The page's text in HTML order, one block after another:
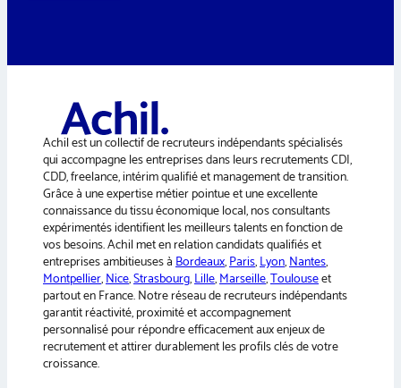
e
Achil est un collectif de recruteurs indépendants spécialisés
qui accompagne les entreprises dans leurs recrutements CDI,
CDD, freelance, intérim qualifié et management de transition.
Grâce à une expertise métier pointue et une excellente
connaissance du tissu économique local, nos consultants
expérimentés identifient les meilleurs talents en fonction de
vos besoins. Achil met en relation candidats qualifiés et
entreprises ambitieuses àBordeaux,Paris,Lyon,Nantes,
Montpellier,Nice,Strasbourg,Lille,Marseille,Toulouseet
partout en France. Notre réseau de recruteurs indépendants
garantit réactivité, proximité et accompagnement
personnalisé pour répondre efficacement aux enjeux de
recrutement et attirer durablement les profils clés de votre
croissance.